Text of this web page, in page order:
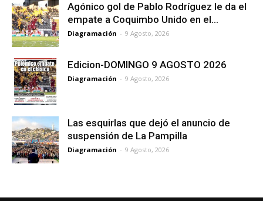
Agónico gol de Pablo Rodríguez le da el
empate a Coquimbo Unido en el...
Diagramación - 9 Agosto, 2026
Edicion-DOMINGO 9 AGOSTO 2026
Diagramación - 9 Agosto, 2026
Las esquirlas que dejó el anuncio de
suspensión de La Pampilla
Diagramación - 9 Agosto, 2026